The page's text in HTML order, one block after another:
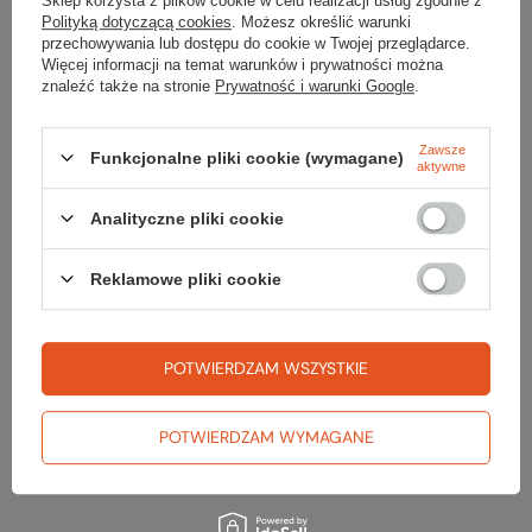
Zakres regulacji [cm]
48 - 56
Waga [g]
225
orange
Kod EAN
3342540825888
Sprawdź
czy masz wszystko
TWOJA LISTA SPRZĘTOWA
Polityką dotyczącą cookies . Możesz określić warunki
przechowywania lub dostępu do cookie w Twojej przeglądarce.
Więcej informacji na temat warunków i prywatności można
znaleźć także na stronie Prywatność i warunki Google
Funkcjonalne pliki cookie (wymagane)
Zawsze
aktywne
Analityczne pliki cookie
Reklamowe pliki cookie
POTWIERDZAM WYMAGANE
POTWIERDZAM WSZYSTKIE